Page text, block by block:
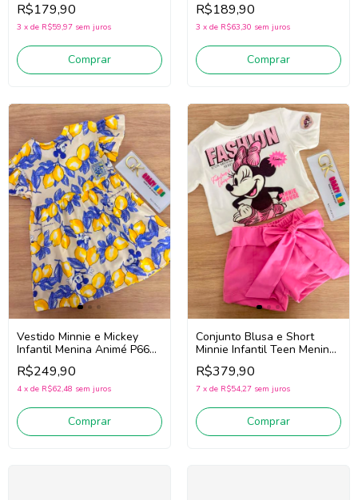
R$179,90
3 x de R$59,97 sem juros
Comprar
R$189,90
3 x de R$63,30 sem juros
Comprar
Vestido Minnie e Mickey
Infantil Menina Animé P6666
(Bege/Amarelo/Azul)
R$249,90
4 x de R$62,48 sem juros
Comprar
Conjunto Blusa e Short
Minnie Infantil Teen Menina
Animé N6082 (Off
White/Rosa)
R$379,90
7 x de R$54,27 sem juros
Comprar